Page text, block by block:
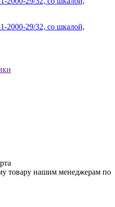
товару нашим менеджерам по